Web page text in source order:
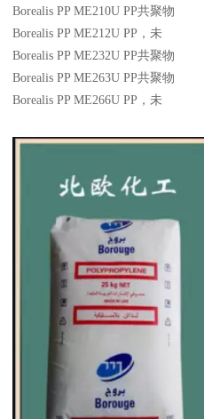
Borealis PP ME210U PP共聚物
Borealis PP ME212U PP ，未
Borealis PP ME232U PP共聚物
Borealis PP ME263U PP共聚物
Borealis PP ME266U PP ，未